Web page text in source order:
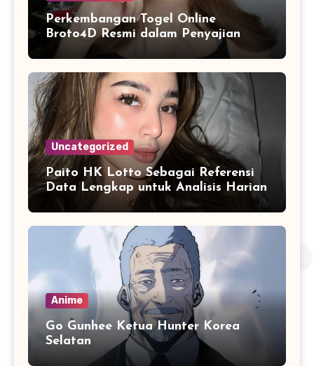
Perkembangan Togel Online
Broto4D Resmi dalam Penyajian
Data dan Statistik Modern
Uncategorized
Paito HK Lotto Sebagai Referensi
Data Lengkap untuk Analisis Harian
Anime
Go Gunhee Ketua Hunter Korea
Selatan